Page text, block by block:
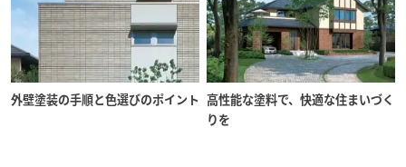
外壁塗装の手順と色選びのポイント 高性能な塗料で、快適な住まいづく
りを